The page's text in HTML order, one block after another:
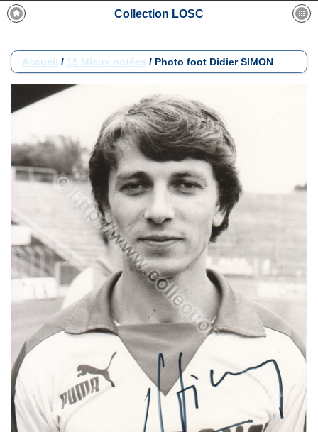
Collection LOSC
Accueil / 15 Mieux notées / Photo foot Didier SIMON